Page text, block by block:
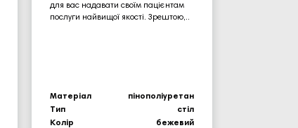
для вас надавати своїм пацієнтам
послуги найвищої якості. Зрештою,..
Матеріал
пінополіуретан
Тип
стіл
Колір
бежевий